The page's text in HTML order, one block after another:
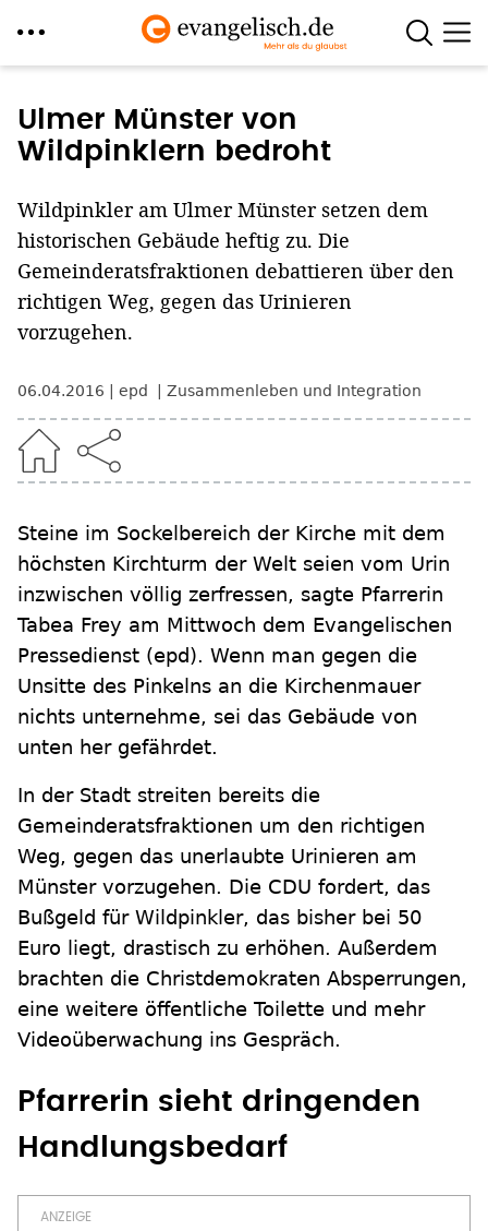
zum
Inhalt
Ulmer Münster von
Wildpinklern bedroht
Wildpinkler am Ulmer Münster setzen dem
historischen Gebäude heftig zu. Die
Gemeinderatsfraktionen debattieren über den
richtigen Weg, gegen das Urinieren
vorzugehen.
06.04.2016 epd Zusammenleben und Integration
Steine im Sockelbereich der Kirche mit dem
höchsten Kirchturm der Welt seien vom Urin
inzwischen völlig zerfressen, sagte Pfarrerin
Tabea Frey am Mittwoch dem Evangelischen
Pressedienst (epd). Wenn man gegen die
Unsitte des Pinkelns an die Kirchenmauer
nichts unternehme, sei das Gebäude von
unten her gefährdet.
In der Stadt streiten bereits die
Gemeinderatsfraktionen um den richtigen
Weg, gegen das unerlaubte Urinieren am
Münster vorzugehen. Die CDU fordert, das
Bußgeld für Wildpinkler, das bisher bei 50
Euro liegt, drastisch zu erhöhen. Außerdem
brachten die Christdemokraten Absperrungen,
eine weitere öffentliche Toilette und mehr
Videoüberwachung ins Gespräch.
Pfarrerin sieht dringenden
Handlungsbedarf